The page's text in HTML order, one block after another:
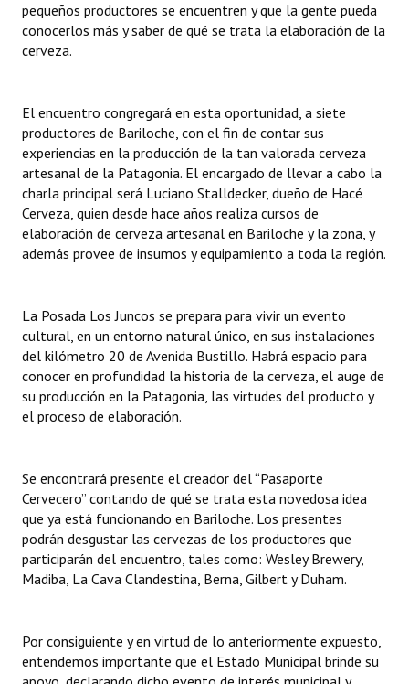
Ejecución Presupuestaria
Actas de Audiencias Públicas
Comunicaciones
Declaraciones
Resoluciones
Resoluciones de Presidencia
Antiguos Pobladores
Noticias Destacadas
Registros y Distinciones
Premio al Mérito - Registro
Audiencias Públicas - Registro
Mujeres que Dejaron Huellas - Registro
Periodistas Decanos - Registro
Banca del Vecino - Registro
pequeños productores se encuentren y que la gente pueda
conocerlos más y saber de qué se trata la elaboración de la
cerveza.
El encuentro congregará en esta oportunidad, a siete
productores de Bariloche, con el fin de contar sus
experiencias en la producción de la tan valorada cerveza
artesanal de la Patagonia. El encargado de llevar a cabo la
charla principal será Luciano Stalldecker, dueño de Hacé
Cerveza, quien desde hace años realiza cursos de
elaboración de cerveza artesanal en Bariloche y la zona, y
además provee de insumos y equipamiento a toda la región.
La Posada Los Juncos se prepara para vivir un evento
cultural, en un entorno natural único, en sus instalaciones
del kilómetro 20 de Avenida Bustillo. Habrá espacio para
conocer en profundidad la historia de la cerveza, el auge de
su producción en la Patagonia, las virtudes del producto y
el proceso de elaboración.
Se encontrará presente el creador del “Pasaporte
Cervecero” contando de qué se trata esta novedosa idea
que ya está funcionando en Bariloche. Los presentes
podrán desgustar las cervezas de los productores que
participarán del encuentro, tales como: Wesley Brewery,
Madiba, La Cava Clandestina, Berna, Gilbert y Duham.
Por consiguiente y en virtud de lo anteriormente expuesto,
entendemos importante que el Estado Municipal brinde su